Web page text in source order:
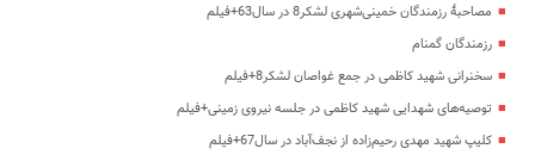
مصاحبۀ رزمندگان خمینی‌شهری لشکر8 در سال63+فیلم
رزمندگان گمنام
سخنرانی شهید کاظمی در جمع غواصان لشکر8+فیلم
توصیه‌های شهدایی شهید کاظمی در جلسه نیروی زمینی+فیلم
کلیپ شهید مهدی رحیم‌زاده از نجف‌آباد در سال67+فیلم